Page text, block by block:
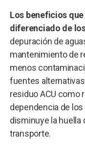
Los beneficios
diferenciado de
depuración de
mantenimiento de
menos
fuentes
residuo ACU como
dependencia de
disminuye la huella
transporte.